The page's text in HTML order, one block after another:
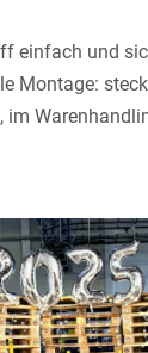
einfach und
Montage:
im